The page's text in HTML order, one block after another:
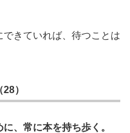
できていれば、待つことは
）
、常に本を持ち歩く。